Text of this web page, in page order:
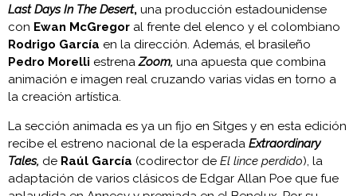
Last Days In The Desert, una producción estadounidense
con Ewan McGregor al frente del elenco y el colombiano
Rodrigo García en la dirección. Además, el brasileño
Pedro Morelli estrenaZoom, una apuesta que combina
animación e imagen real cruzando varias vidas en torno a
la creación artística.
La sección animada es ya un fijo en Sitges y en esta edición
recibe el estreno nacional de la esperada Extraordinary
Tales, de Raúl García (codirector de El lince perdido), la
adaptación de varios clásicos de Edgar Allan Poe que fue